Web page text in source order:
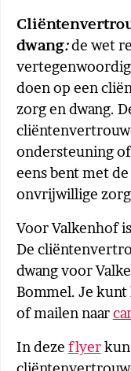
dwang: de wet
doen op een
zorg en dwang.
ondersteuning
eens bent met
onvrijwillige
Voor Valkenhof
De
dwang voor
Bommel. Je kunt
of mailen naar
In deze flyerkun